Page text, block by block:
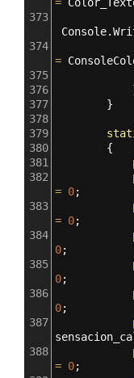
=
373
Console.
374
=
375
376
377
}
378
379
380
{
381
382
= 0;
383
= 0;
384
0;
385
0;
386
0;
387
388
= 0;